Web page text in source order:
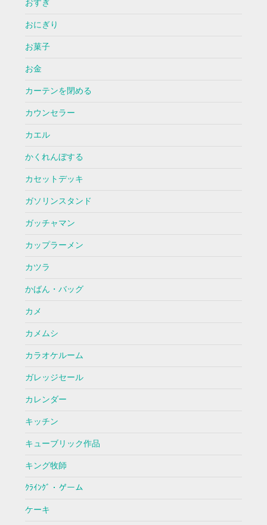
おすぎ
おにぎり
お菓子
お金
カーテンを閉める
カウンセラー
カエル
かくれんぼする
カセットデッキ
ガソリンスタンド
ガッチャマン
カップラーメン
カツラ
かばん・バッグ
カメ
カメムシ
カラオケルーム
ガレッジセール
カレンダー
キッチン
キューブリック作品
キング牧師
ｸﾗｲﾝｸﾞ・ゲーム
ケーキ